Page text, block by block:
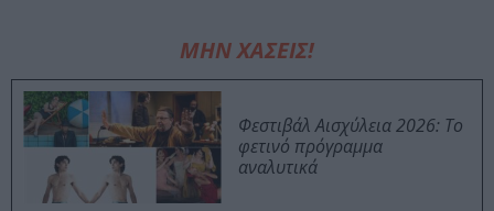
ΜΗΝ ΧΑΣΕΙΣ!
Φεστιβάλ Αισχύλεια 2026: Το
φετινό πρόγραμμα
αναλυτικά